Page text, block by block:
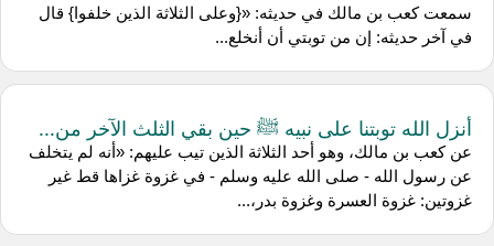
سمعت ‌كعب بن مالك في حديثه: «{وعلى الثلاثة الذين خلفوا} قال
في آخر حديثه: إن من توبتي أن أنخلع...
أنزل الله توبتنا على نبيه ﷺ حين بقي الثلث الآخر من...
عن كعب بن مالك، وهو أحد الثلاثة الذين تيب عليهم: «أنه لم يتخلف
عن رسول الله - صلى الله عليه وسلم - في غزوة غزاها قط غير
غزوتين: غزوة العسرة وغزوة بدر،...